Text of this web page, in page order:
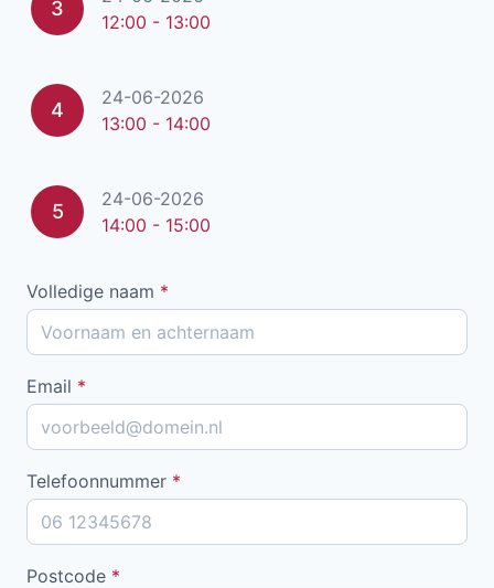
3
12:00 - 13:00
4
24-06-2026
13:00 - 14:00
5
24-06-2026
14:00 - 15:00
Volledige naam *
Email *
Telefoonnummer *
Postcode *